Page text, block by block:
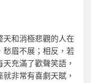
和消極悲觀的人在
愁眉不展；相反，若
充滿了歡聲笑語，
非常有喜劇天賦，